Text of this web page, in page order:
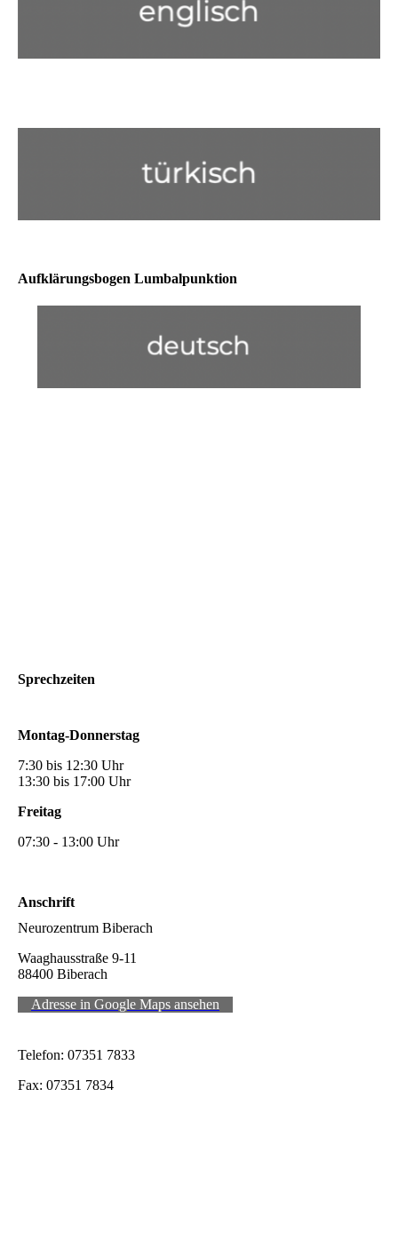
Aufklärungsbogen Lumbalpunktion
Sprechzeiten
Montag-Donnerstag
7:30 bis 12:30 Uhr
13:30 bis 17:00 Uhr
Freitag
07:30 - 13:00 Uhr
Anschrift
Neurozentrum Biberach
Waaghausstraße 9-11
88400 Biberach
Adresse in Google Maps ansehen
Telefon: 07351 7833
Fax: 07351 7834